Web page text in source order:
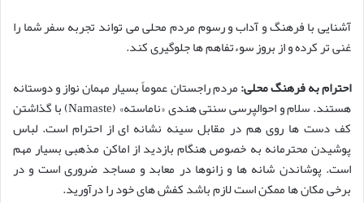
آشنایی با فرهنگ و آداب و رسوم مردم محلی می تواند تجربه سفر شما را
غنی تر کرده و از بروز سوءتفاهم ها جلوگیری کند.
احترام به فرهنگ محلی:مردم راجستان عموماً بسیار مهمان نواز و دوستانه
هستند. سلام و احوالپرسی سنتی هندی «ناماسته» (Namaste) با گذاشتن
کف دست ها روی هم در مقابل سینه نشانه ای از احترام است. لباس
پوشیدن محترمانه به خصوص هنگام بازدید از اماکن مذهبی بسیار مهم
است. پوشاندن شانه ها و زانوها در معابد و مساجد ضروری است و در
برخی مکان ها ممکن است لازم باشد کفش های خود را درآورید.